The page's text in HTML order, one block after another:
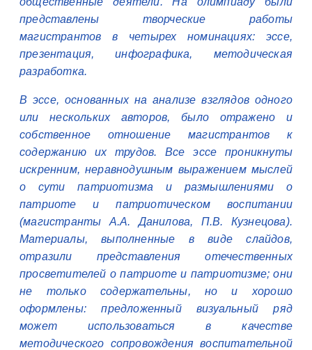
представлены творческие работы
магистрантов в четырех номинациях: эссе,
презентация, инфографика, методическая
разработка.
В эссе, основанных на анализе взглядов одного
или нескольких авторов, было отражено и
собственное отношение магистрантов к
содержанию их трудов. Все эссе проникнуты
искренним, неравнодушным выражением мыслей
о сути патриотизма и размышлениями о
патриоте и патриотическом воспитании
(магистранты А.А. Данилова, П.В. Кузнецова).
Материалы, выполненные в виде слайдов,
отразили представления отечественных
просветителей о патриоте и патриотизме; они
не только содержательны, но и хорошо
оформлены: предложенный визуальный ряд
может использоваться в качестве
методического сопровождения воспитательной